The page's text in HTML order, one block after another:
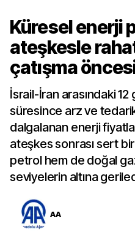
Küresel enerji
ateşkesle
çatışma
İsrail-İran arasındaki 12
süresince arz ve
dalgalanan enerji
ateşkes sonrası sert
petrol hem de doğal
seviyelerin altına
AA